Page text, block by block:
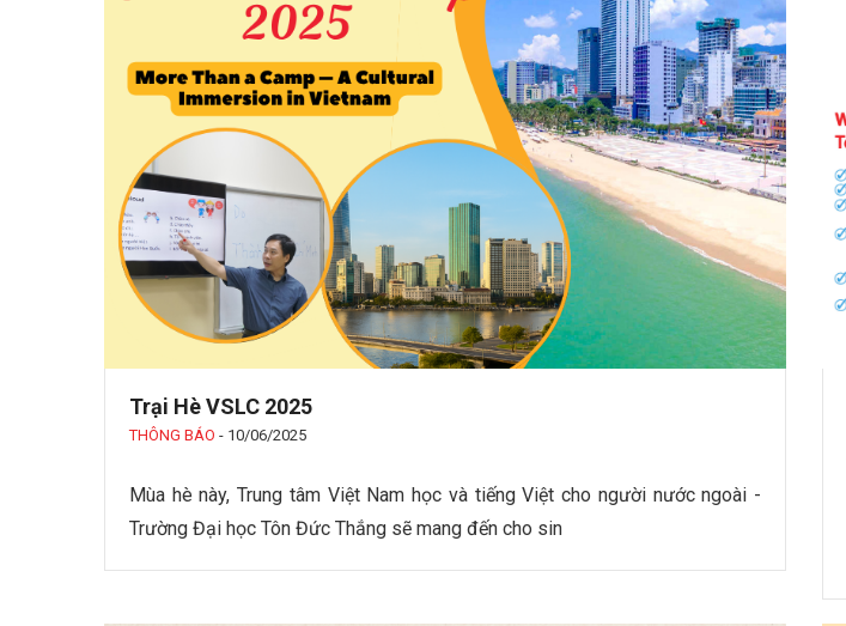
Trại Hè VSLC 2025
THÔNG BÁO - 10/06/2025
Mùa hè này, Trung tâm Việt Nam học và tiếng Việt cho người nước ngoài -
Trường Đại học Tôn Đức Thắng sẽ mang đến cho sin